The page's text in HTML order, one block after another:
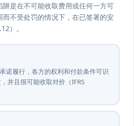
是在不可能收取费用或任何一方可
不受处罚的情况下，在已签署的安
）。
诺履行，各方的权利和付款条件可识
并且很可能收取对价（IFRS